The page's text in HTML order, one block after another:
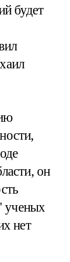
будет
он
ученых
нет